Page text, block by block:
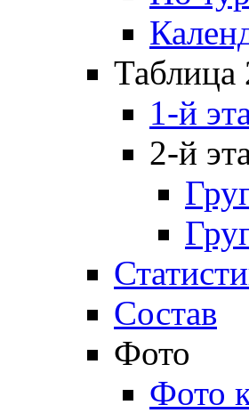
Таблица
1-й
2-й
Состав
Фото
Фото